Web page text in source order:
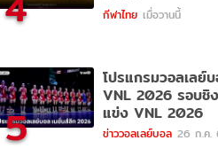
กีฬาไทย เมื่อวานนี้
5
โปรแกรมวอลเลย์
VNL 2026 รอบชิ
แข่ง VNL 2026
ข่าววอลเลย์บอล 26 ก.ค.